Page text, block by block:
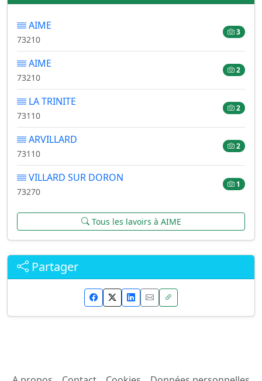
AIME
73210
3
AIME
73210
2
LA TRINITE
73110
2
ARVILLARD
73110
2
VILLARD SUR DORON
73270
1
Tous les lavoirs à AIME
Partager